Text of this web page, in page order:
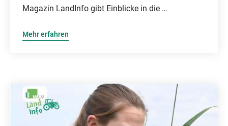
Magazin LandInfo gibt Einblicke in die …
Mehr erfahren